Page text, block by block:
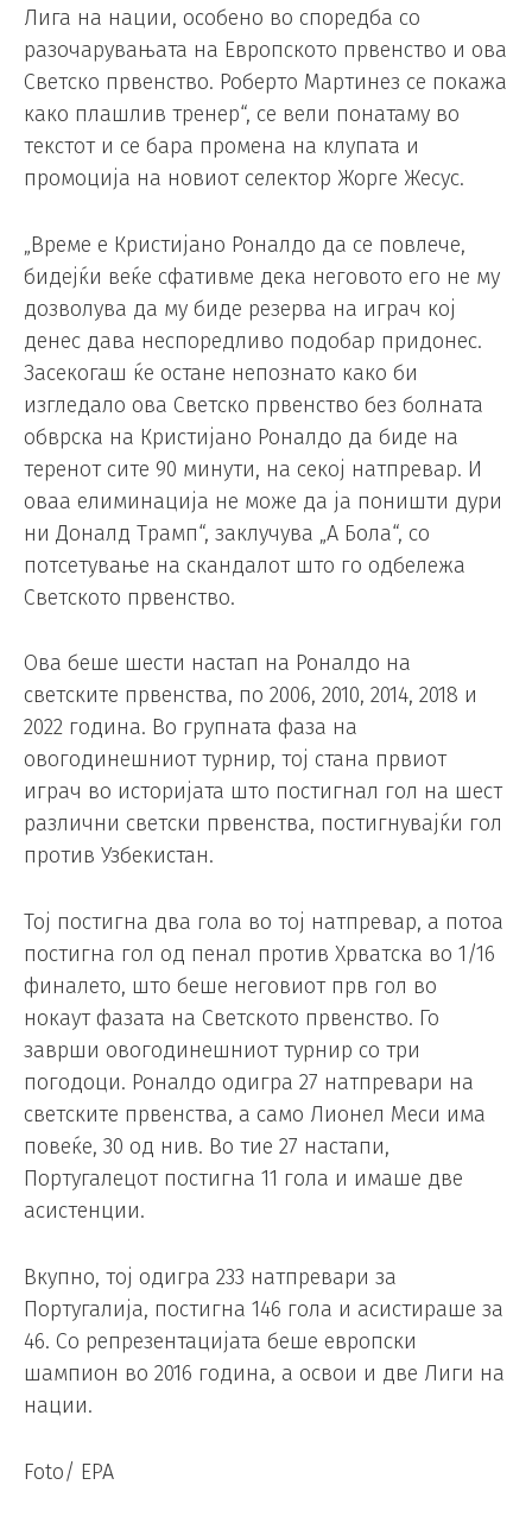
Лига на нации, особено во споредба со
разочарувањата на Европското првенство и ова
Светско првенство. Роберто Мартинез се покажа
како плашлив тренер“, се вели понатаму во
текстот и се бара промена на клупата и
промоција на новиот селектор Жорге Жесус.
„Време е Кристијано Роналдо да се повлече,
бидејќи веќе сфативме дека неговото его не му
дозволува да му биде резерва на играч кој
денес дава неспоредливо подобар придонес.
Засекогаш ќе остане непознато како би
изгледало ова Светско првенство без болната
обврска на Кристијано Роналдо да биде на
теренот сите 90 минути, на секој натпревар. И
оваа елиминација не може да ја поништи дури
ни Доналд Трамп“, заклучува „А Бола“, со
потсетување на скандалот што го одбележа
Светското првенство.
Ова беше шести настап на Роналдо на
светските првенства, по 2006, 2010, 2014, 2018 и
2022 година. Во групната фаза на
овогодинешниот турнир, тој стана првиот
играч во историјата што постигнал гол на шест
различни светски првенства, постигнувајќи гол
против Узбекистан.
Тој постигна два гола во тој натпревар, а потоа
постигна гол од пенал против Хрватска во 1/16
финалето, што беше неговиот прв гол во
нокаут фазата на Светското првенство. Го
заврши овогодинешниот турнир со три
погодоци. Роналдо одигра 27 натпревари на
светските првенства, а само Лионел Меси има
повеќе, 30 од нив. Во тие 27 настапи,
Португалецот постигна 11 гола и имаше две
асистенции.
Вкупно, тој одигра 233 натпревари за
Португалија, постигна 146 гола и асистираше за
46. Со репрезентацијата беше европски
шампион во 2016 година, а освои и две Лиги на
нации.
Foto/ EPA